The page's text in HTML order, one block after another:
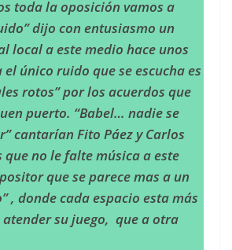
toda la oposición vamos a
dijo con entusiasmo un
local a este medio hace unos
único ruido que se escucha es
rotos” por los acuerdos que
puerto. “Babel… nadie se
cantarían Fito Páez y Carlos
que no le falte música a este
que se parece mas a un
, donde cada espacio esta más
su juego, que a otra